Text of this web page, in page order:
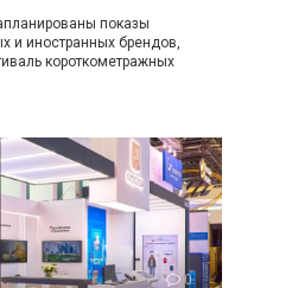
показы
и иностранных брендов,
короткометражных
0